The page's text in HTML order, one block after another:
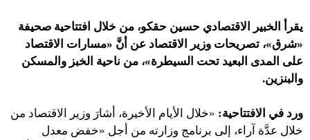
يقرأ الخبير الاقتصادي حسين حقكو، من خلال افتتاحية صحيفة
«شرق»، تصريحات وزير الاقتصاد عن أنَّ «مسارات الاقتصاد
على المدى البعيد تحت السيطرة»، من ناحية الخبز والمسكن
والبنزين.
ورد في الافتتاحية: «خلال الأيام الأخيرة، أشارَ وزير الاقتصاد من
خلال عدَّة آراء، إلى برنامج وزارته من أجل «خفض معدل